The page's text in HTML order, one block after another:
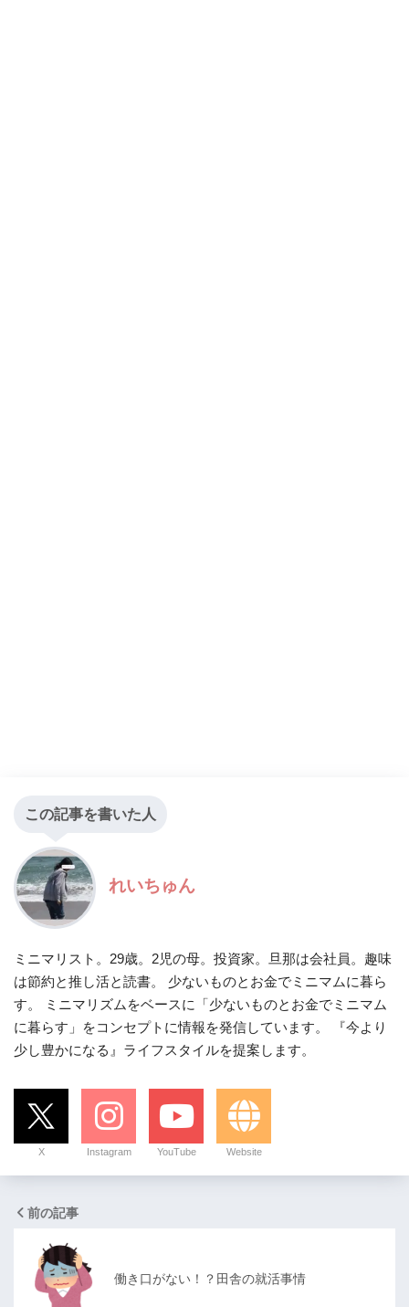
この記事を書いた人
れいちゅん
ミニマリスト。29歳。2児の母。投資家。旦那は会社員。趣味
は節約と推し活と読書。 少ないものとお金でミニマムに暮ら
す。 ミニマリズムをベースに「少ないものとお金でミニマム
に暮らす」をコンセプトに情報を発信しています。 『今より
少し豊かになる』ライフスタイルを提案します。
X Instagram YouTube Website
前の記事
働き口がない！？田舎の就活事情